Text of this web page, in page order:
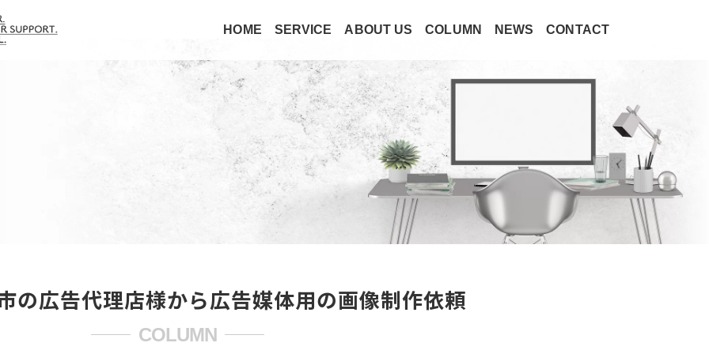
HOME SERVICE ABOUT US COLUMN NEWS CONTACT
市の広告代理店様から広告媒体用の画像制作依頼
COLUMN